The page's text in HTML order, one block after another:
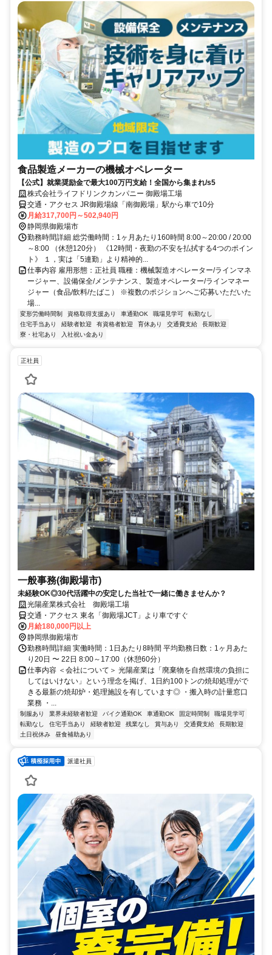
食品製造メーカーの機械オペレーター
【公式】就業奨励金で最大100万円支給！全国から集まれ/s5
株式会社ライフドリンクカンパニー 御殿場工場
交通・アクセス JR御殿場線「南御殿場」駅から車で10分
月給317,700円～502,940円
静岡県御殿場市
勤務時間詳細 総労働時間：1ヶ月あたり160時間 8:00～20:00 / 20:00
～8:00 （休憩120分） 《12時間・夜勤の不安を払拭する4つのポイン
ト》 １，実は「5連勤」より精神的...
仕事内容 雇用形態：正社員 職種：機械製造オペレーター/ラインマネ
ージャー、設備保全/メンテナンス、製造オペレーター/ラインマネー
ジャー（食品/飲料/たばこ） ※複数のポジションへご応募いただいた
場...
変形労働時間制 資格取得支援あり 車通勤OK 職場見学可
転勤なし
住宅手当あり
経験者歓迎 有資格者歓迎 育休あり 交通費支給
長期歓迎
寮・社宅あり
入社祝い金あり
正社員
一般事務(御殿場市)
未経験OK◎30代活躍中の安定した当社で一緒に働きませんか？
光陽産業株式会社 御殿場工場
交通・アクセス 東名「御殿場JCT」より車ですぐ
月給180,000円以上
静岡県御殿場市
勤務時間詳細 実働時間：1日あたり8時間 平均勤務日数：1ヶ月あた
り20日 〜 22日 8:00～17:00（休憩60分）
仕事内容 ＜会社について＞ 光陽産業は「廃棄物を自然環境の負担に
してはいけない」という理念を掲げ、1日約100トンの焼却処理がで
きる最新の焼却炉・処理施設を有しています◎ ・搬入時の計量窓口
業務 ・...
制服あり 業界未経験者歓迎 バイク通勤OK 車通勤OK 固定時間制
職場見学可
転勤なし
住宅手当あり 経験者歓迎 残業なし 賞与あり 交通費支給
長期歓迎
土日祝休み
昼食補助あり
派遣社員